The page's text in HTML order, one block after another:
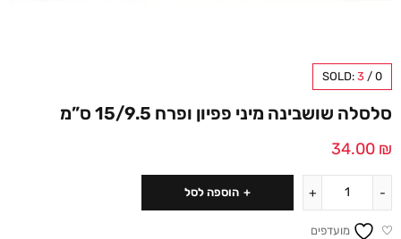
SOLD: 3 / 0
סלסלה שושבינה מיני פפיון ופרח 15/9.5 ס”מ
34.00 ₪
הוספה לסל
מועדפים